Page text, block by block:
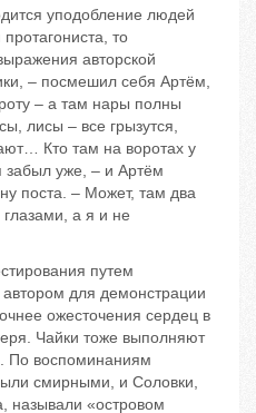
уподобление людей
то
авторской
– посмешил себя Артём,
– а там нары полны
лисы – все грызутся,
Кто там на воротах у
забыл уже, – и Артём
поста. – Может, там два
а я и не
путем
для демонстрации
ожесточения сердец в
Чайки тоже выполняют
По воспоминаниям
смирными, и Соловки,
называли «островом